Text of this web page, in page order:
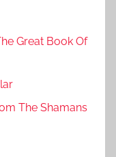
Great Book Of
The Shamans